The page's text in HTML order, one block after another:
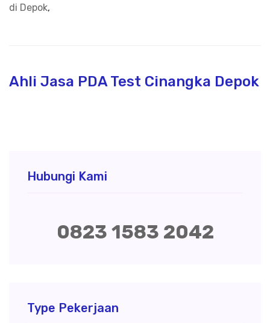
di Depok,
Ahli Jasa PDA Test Cinangka Depok
Hubungi Kami
0823 1583 2042
Type Pekerjaan